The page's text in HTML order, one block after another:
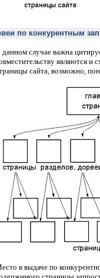
по конкурентным
случае важна
являются и
сайта, возможно,
в выдаче по